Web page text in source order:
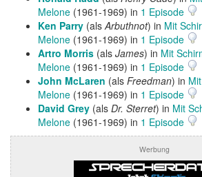
Melone (1961-1969) in 1 Episode
Ken Parry (alsArbuthnot) in Mit
Melone (1961-1969) in 1 Episode
Artro Morris (als James) in Mit
Melone (1961-1969) in 1 Episode
John McLaren (als Freedman) in
Melone (1961-1969) in 1 Episode
David Grey (als Dr. Sterret) in Mit
Melone (1961-1969) in 1 Episode
Werbung